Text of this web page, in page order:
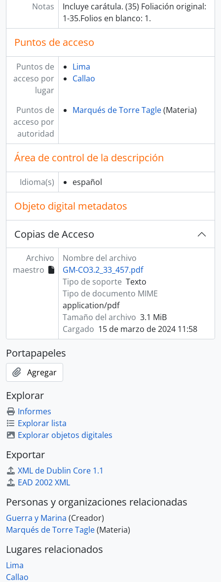
Notas
Incluye carátula. (35) Foliación original:
1-35.Folios en blanco: 1.
Puntos de acceso
Puntos de
acceso por
lugar
Lima
Callao
Puntos de
acceso por
autoridad
Marqués de Torre Tagle(Materia)
Área de control de la descripción
Idioma(s) español
Objeto digital metadatos
Copias de Acceso
Archivo
maestro
Nombre del archivo
GM-CO3.2_33_457.pdf
Tipo de soporte Texto
Tipo de documento MIME
application/pdf
Tamaño del archivo 3.1 MiB
Cargado 15 de marzo de 2024 11:58
Portapapeles
Agregar
Explorar
Informes
Explorar lista
Explorar objetos digitales
Exportar
XML de Dublin Core 1.1
EAD 2002 XML
Personas y organizaciones relacionadas
Guerra y Marina (Creador)
Marqués de Torre Tagle(Materia)
Lugares relacionados
Lima
Callao